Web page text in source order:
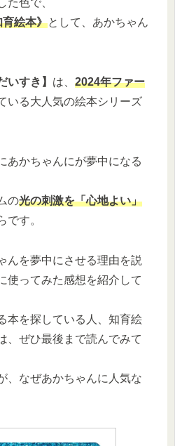
た色で、
絵本》として、あかちゃん
いすき】 は、 2024年ファー
いる大人気の絵本シリーズ
あかちゃんにが夢中になる
の光の刺激を「心地よい」
です。
んを夢中にさせる理由を説
使ってみた感想を紹介して
本を探している人、知育絵
、ぜひ最後まで読んでみて
、なぜあかちゃんに人気な